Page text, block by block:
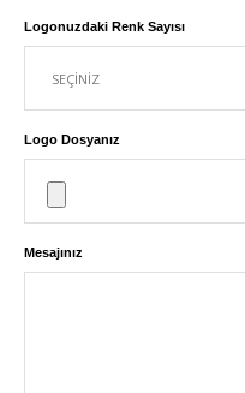
Logonuzdaki Renk Sayısı
Logo Dosyanız
Mesajınız